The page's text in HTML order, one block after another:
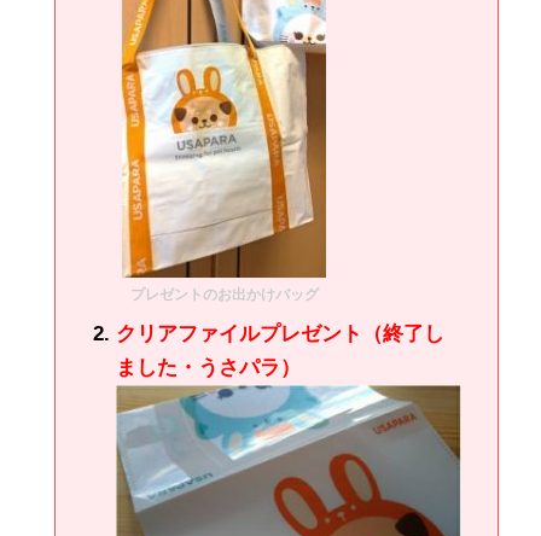
プレゼントのお出かけバッグ
クリアファイルプレゼント（終了し
ました・うさパラ）